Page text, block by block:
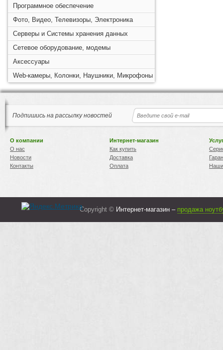
Программное обеспечение
Фото, Видео, Телевизоры, Электроника
Серверы и Системы хранения данных
Сетевое оборудование, модемы
Аксессуары
Web-камеры, Колонки, Наушники, Микрофоны
Подпишись на рассылку новостей
О компании
О нас
Новости
Контакты
Интернет-магазин
Как купить
Доставка
Оплата
Copyright © Интернет-магазин – продажа